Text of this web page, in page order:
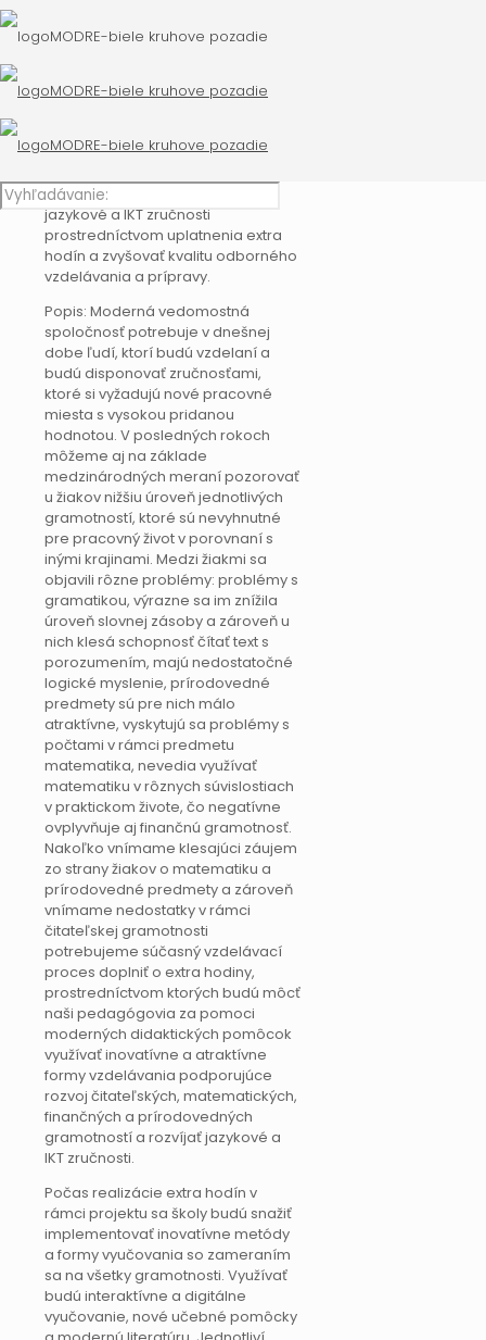
Extra hodiny
žiakov v oblasti čitateľskej,
prírodovednej gramotnosti a
jazykové a IKT zručnosti
prostredníctvom uplatnenia extra
hodín a zvyšovať kvalitu odborného
vzdelávania a prípravy.
Popis: Moderná vedomostná
spoločnosť potrebuje v dnešnej
dobe ľudí, ktorí budú vzdelaní a
budú disponovať zručnosťami,
ktoré si vyžadujú nové pracovné
miesta s vysokou pridanou
hodnotou. V posledných rokoch
môžeme aj na základe
medzinárodných meraní pozorovať
u žiakov nižšiu úroveň jednotlivých
gramotností, ktoré sú nevyhnutné
pre pracovný život v porovnaní s
inými krajinami. Medzi žiakmi sa
objavili rôzne problémy: problémy s
gramatikou, výrazne sa im znížila
úroveň slovnej zásoby a zároveň u
nich klesá schopnosť čítať text s
porozumením, majú nedostatočné
logické myslenie, prírodovedné
predmety sú pre nich málo
atraktívne, vyskytujú sa problémy s
počtami v rámci predmetu
matematika, nevedia využívať
matematiku v rôznych súvislostiach
v praktickom živote, čo negatívne
ovplyvňuje aj finančnú gramotnosť.
Nakoľko vnímame klesajúci záujem
zo strany žiakov o matematiku a
prírodovedné predmety a zároveň
vnímame nedostatky v rámci
čitateľskej gramotnosti
potrebujeme súčasný vzdelávací
proces doplniť o extra hodiny,
prostredníctvom ktorých budú môcť
naši pedagógovia za pomoci
moderných didaktických pomôcok
využívať inovatívne a atraktívne
formy vzdelávania podporujúce
rozvoj čitateľských, matematických,
finančných a prírodovedných
gramotností a rozvíjať jazykové a
IKT zručnosti.
Počas realizácie extra hodín v
rámci projektu sa školy budú snažiť
implementovať inovatívne metódy
a formy vyučovania so zameraním
sa na všetky gramotnosti. Využívať
budú interaktívne a digitálne
vyučovanie, nové učebné pomôcky